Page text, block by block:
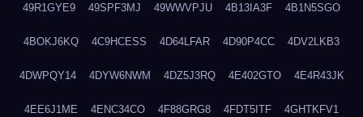
49R1GYE9 49SPF3MJ 49WWVPJU 4B13IA3F 4B1N5SGO
4BOKJ6KQ 4C9HCESS 4D64LFAR 4D90P4CC 4DV2LKB3
4DWPQY14 4DYW6NWM 4DZ5J3RQ 4E402GTO 4E4R43JK
4EE6J1ME 4ENC34CO 4F88GRG8 4FDT5ITF 4GHTKFV1